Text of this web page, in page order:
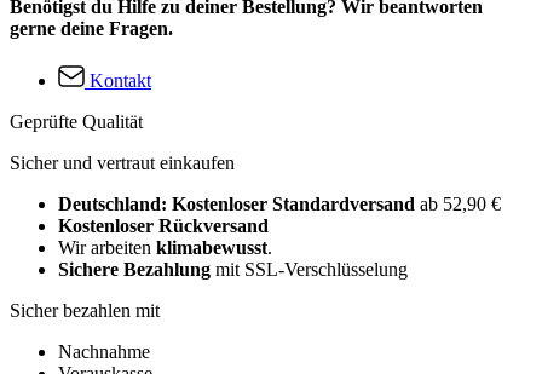
Benötigst du Hilfe zu deiner Bestellung? Wir beantworten
gerne deine Fragen.
Kontakt
Geprüfte Qualität
Sicher und vertraut einkaufen
Deutschland: Kostenloser Standardversand ab 52,90 €
Kostenloser Rückversand
Wir arbeiten klimabewusst.
Sichere Bezahlung mit SSL-Verschlüsselung
Sicher bezahlen mit
Nachnahme